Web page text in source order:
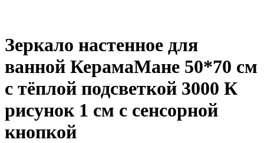
Зеркало настенное для
ванной КерамаМане 50*70 см
с тёплой подсветкой 3000 К
рисунок 1 см с сенсорной
кнопкой